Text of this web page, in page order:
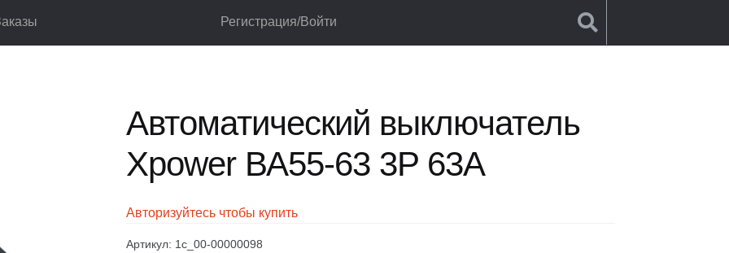
Регистрация/Войти
Автоматические выключатели установочные Автоматический выключатель Xpower ВА55-63 3P 63A
Автоматический выключатель
Xpower ВА55-63 3P 63A
Авторизуйтесь чтобы купить
Артикул: 1c_00-00000098